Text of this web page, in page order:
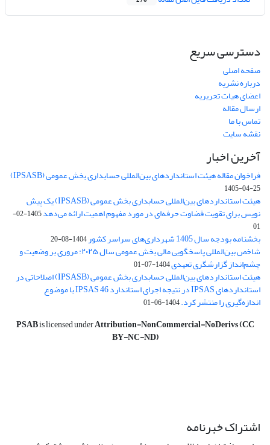
دسترسی سریع
صفحه اصلی
درباره نشریه
اعضای هیات تحریریه
ارسال مقاله
تماس با ما
نقشه سایت
آخرین اخبار
فراخوان مقاله هیئت استانداردهای بین‌المللی حسابداری بخش عمومی (IPSASB)
1405-04-25
هیئت استانداردهای بین‌المللی حسابداری بخش عمومی (IPSASB) یک پیش
نویس برای تقویت قضاوت‌ حرفه‌ای در مورد مفهوم اهمیت ارائه می‌دهد
1405-02-
01
بخشنامه بودجه سال 1405 شهرداری‌های سراسر کشور 1404-08-20
شاخص بین‌المللی پاسخگویی مالی بخش عمومی سال ۲۰۲۵: مروری بر وضعیت و
چشم‌انداز گزارشگری تعهدی1404-07-01
هیئت استانداردهای بین‌المللی حسابداری بخش عمومی (IPSASB) اصلاحاتی در
استانداردهای IPSAS در نتیجه اجرای استاندارد IPSAS 46 با موضوع
اندازه‌گیری را منتشر کرد.1404-06-01
PSABis licensed underAttribution-NonCommercial-NoDerivs (CC
BY-NC-ND)
اشتراک خبرنامه